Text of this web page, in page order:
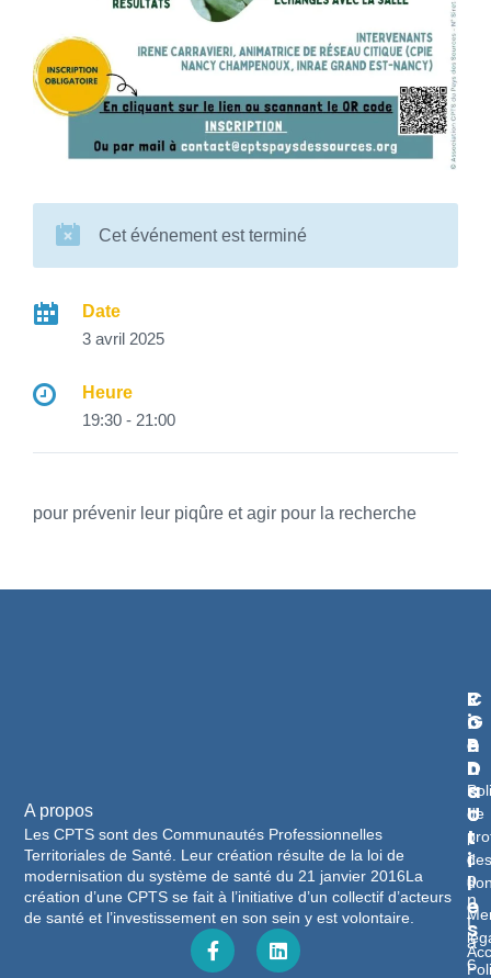
Cet événement est terminé
Date
3 avril 2025
Heure
19:30 - 21:00
pour prévenir leur piqûre et agir pour la recherche
A propos
Les CPTS sont des Communautés Professionnelles
Territoriales de Santé. Leur création résulte de la loi de
modernisation du système de santé du 21 janvier 2016La
création d’une CPTS se fait à l’initiative d’un collectif d’acteurs
de santé et l’investissement en son sein y est volontaire.
L
I
E
N
S
U
T
I
L
E
S
R
G
P
D
de
des
C
O
N
T
A
C
T
c
o
n
t
a
c